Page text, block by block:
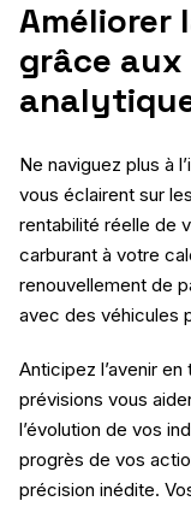
Améliorer
grâce
Ne naviguez plus à
vous éclairent sur
rentabilité réelle de
carburant à votre
renouvellement de
avec des véhicules
Anticipez l’avenir
prévisions vous
l’évolution de vos
progrès de vos
précision inédite.